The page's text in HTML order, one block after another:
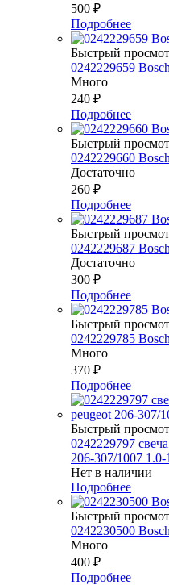
500 ₽
Подробнее
Быстрый
0242229659
Много
240 ₽
Подробнее
Быстрый
0242229660
Достаточно
260 ₽
Подробнее
Быстрый
0242229687
Достаточно
300 ₽
Подробнее
Быстрый
0242229785
Много
370 ₽
Подробнее
Быстрый
0242229797
206-307/1007
Нет в наличии
Подробнее
Быстрый
0242230500
Много
400 ₽
Подробнее